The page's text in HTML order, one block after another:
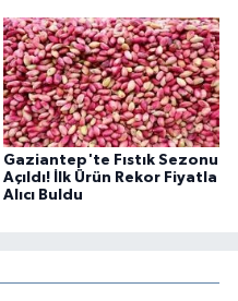
Gaziantep'te Fıstık Sezonu
Açıldı! İlk Ürün Rekor Fiyatla
Alıcı Buldu